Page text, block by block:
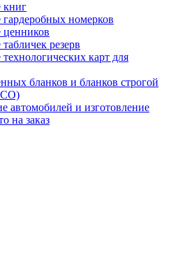
книг
гардеробных номерков
ценников
резерв
карт для
бланков и бланков строгой
автомобилей и изготовление
на заказ